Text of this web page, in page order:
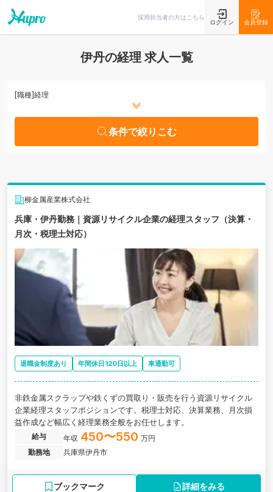
採用担当者の方はこちら
ログイン 会員登録
伊丹の経理 求人一覧
[職種]経理
条件で絞りこむ
柳金属産業株式会社
兵庫・伊丹勤務｜資源リサイクル企業の経理スタッフ（決算・
月次・税理士対応）
退職金制度あり 年間休日120日以上 車通勤可
非鉄金属スクラップや鉄くずの買取り・販売を行う資源リサイクル
企業経理スタッフポジションです。税理士対応、決算業務、月次損
益作成など幅広く経理業務全般をお任せします。
給与 年収 450〜550 万円
勤務地
兵庫県伊丹市
ブックマーク 詳細をみる